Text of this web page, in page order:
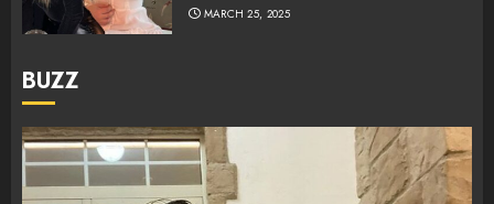
MARCH 25, 2025
BUZZ